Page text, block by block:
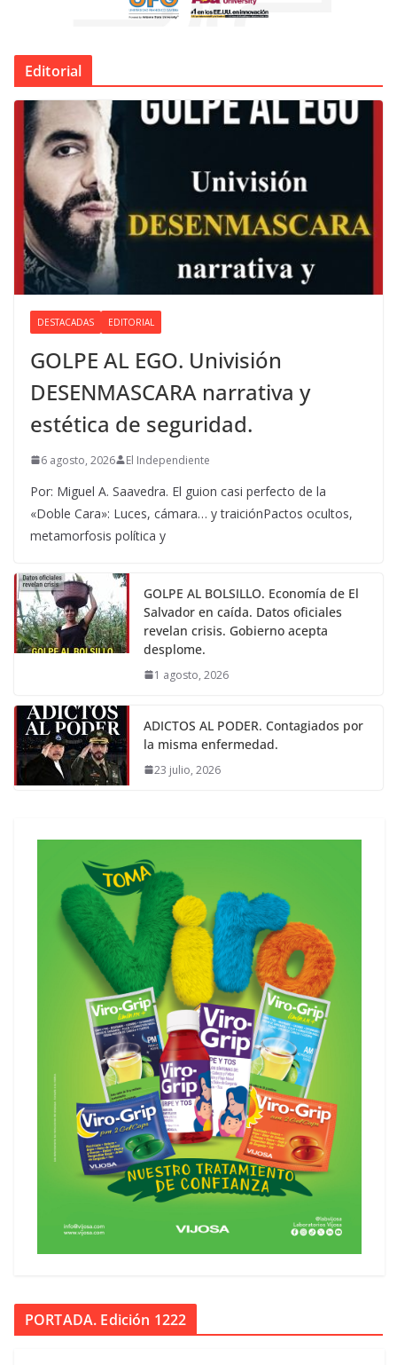
Editorial
DESTACADAS EDITORIAL
GOLPE AL EGO. Univisión
DESENMASCARA narrativa y
estética de seguridad.
6 agosto, 2026 El Independiente
Por: Miguel A. Saavedra. El guion casi perfecto de la
«Doble Cara»: Luces, cámara… y traiciónPactos ocultos,
metamorfosis política y
GOLPE AL BOLSILLO. Economía de El
Salvador en caída. Datos oficiales
revelan crisis. Gobierno acepta
desplome.
1 agosto, 2026
ADICTOS AL PODER. Contagiados por
la misma enfermedad.
23 julio, 2026
PORTADA. Edición 1222